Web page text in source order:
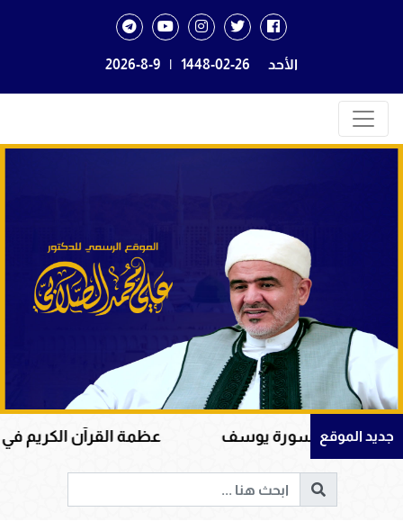
الأحد 1448-02-26
|
2026-8-9
جديد الموقع عظمة القرآن الكريم في هداية القلوب